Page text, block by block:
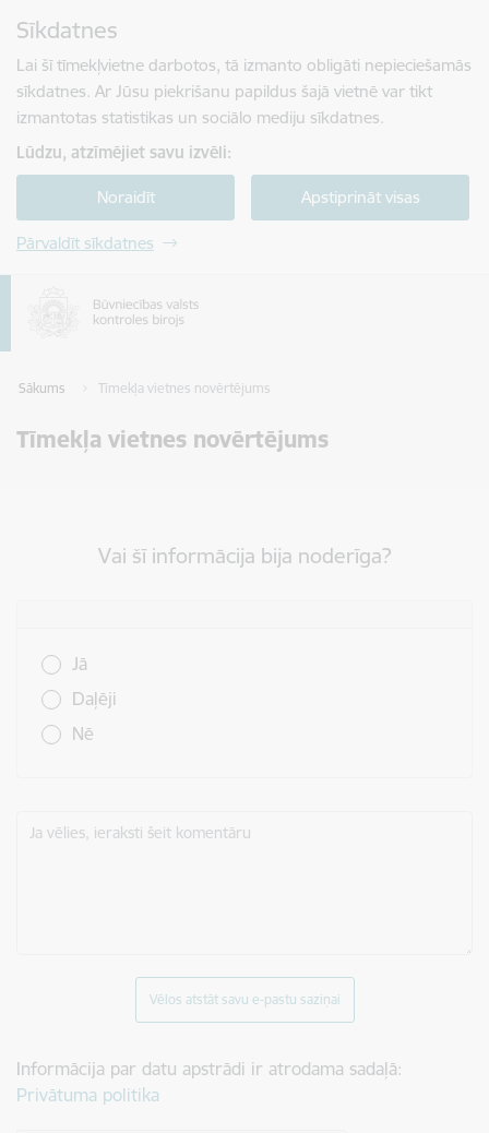
Sīkdatnes
Lai šī tīmekļvietne darbotos, tā izmanto obligāti nepieciešamās
sīkdatnes. Ar Jūsu piekrišanu papildus šajā vietnē var tikt
izmantotas statistikas un sociālo mediju sīkdatnes.
Lūdzu, atzīmējiet savu izvēli:
Noraidīt Apstiprināt visas
Pārvaldīt sīkdatnes
Sākums Tīmekļa vietnes novērtējums
Tīmekļa vietnes novērtējums
Vai šī informācija bija noderīga?
Jā
Daļēji
Nē
Ja vēlies, ieraksti šeit komentāru
Vēlos atstāt savu e-pastu saziņai
Informācija par datu apstrādi ir atrodama sadaļā:
Privātuma politika